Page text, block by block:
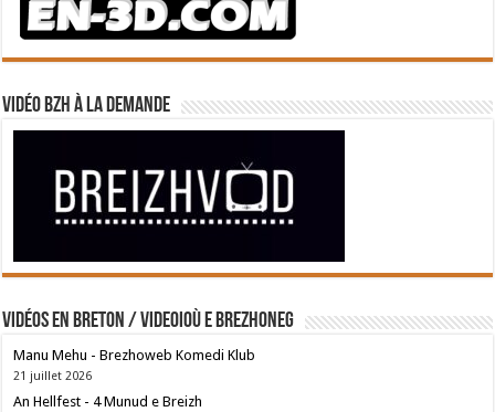
Vidéo BZH à la demande
Vidéos en breton / Videoioù e brezhoneg
Manu Mehu - Brezhoweb Komedi Klub
21 juillet 2026
An Hellfest - 4 Munud e Breizh